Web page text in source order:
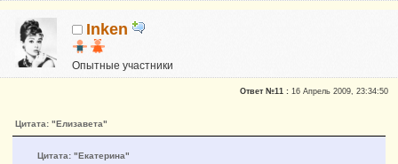
Inken
Опытные участники
Ответ №11 :16 Апрель 2009, 23:34:50
Цитата: "Елизавета"
Цитата: "Екатерина"